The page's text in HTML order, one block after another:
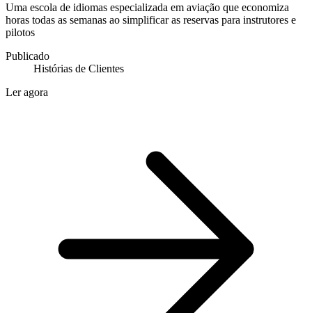
Uma escola de idiomas especializada em aviação que economiza
horas todas as semanas ao simplificar as reservas para instrutores e
pilotos
Publicado
Histórias de Clientes
Ler agora